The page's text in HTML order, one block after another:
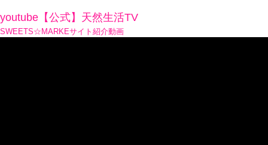
youtube【公式】天然生活TV
SWEETS☆MARKEサイト紹介動画